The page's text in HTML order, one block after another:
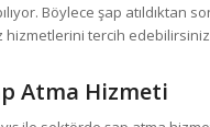
Böylece şap
hizmetlerini tercih
Atma Hizmeti